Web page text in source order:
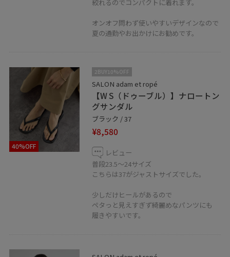
お店のインスタはこちら @salonadametrope_tennoji
◼︎ LINE接客やってます！
商品のお問い合わせや在庫確認など、LINEにてお気軽に
お問い合わせ下さい。スタッフがお返事をさせて頂きま
す。
LINEでサロン アダム エ ロぺ天王寺MIO店スタッフに相談
は【友達だち追加】をタップをして下さい。
絞れるのでコンパクトに着れます。
オンオフ問わず使いやすいデザインなので
夏の通勤やお出かけにお勧めです。
40%OFF
2BUY10%OFF
SALON adam et ropé
【W S（ドゥーブル）】ナロートン
グサンダル
ブラック / 37
¥8,580
レビュー
普段23.5〜24サイズ
こちらは37がジャストサイズでした。
少しだけヒールがあるので
ペタっと見えすぎず綺麗めなパンツにも
履きやすいです。